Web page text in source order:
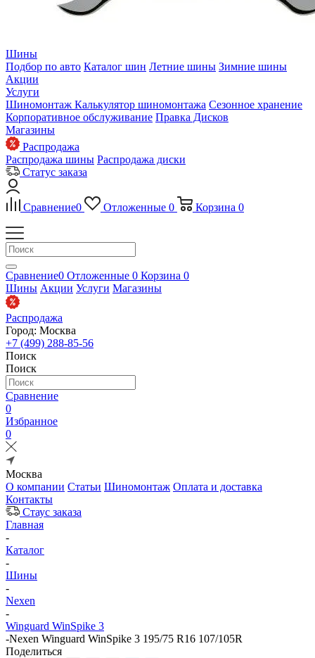
Шины
Подбор по авто Каталог шин Летние шины Зимние шины
Акции
Услуги
Шиномонтаж Калькулятор шиномонтажа Сезонное хранение
Корпоративное обслуживание Правка Дисков
Магазины
Распродажа
Распродажа шины Распродажа диски
Статус заказа
Сравнение0 Отложенные 0 Корзина 0
Сравнение0 Отложенные 0 Корзина 0
Шины Акции Услуги Магазины
Распродажа
Город: Москва
+7 (499) 288-85-56
Поиск
Поиск
Сравнение
0
Избранное
0
Москва
О компании Статьи Шиномонтаж Оплата и доставка
Контакты
Стаус заказа
Главная
-
Каталог
-
Шины
-
Nexen
-
Winguard WinSpike 3
-Nexen Winguard WinSpike 3 195/75 R16 107/105R
Поделиться